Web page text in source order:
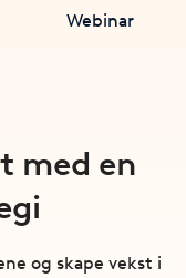
Webinar
med en
og skape vekst i